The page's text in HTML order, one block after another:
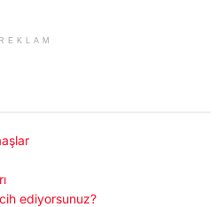
REKLAM
ediyorsunuz?